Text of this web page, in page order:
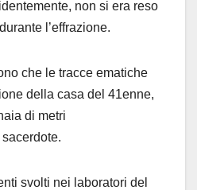
non si era reso
l’effrazione.
che le tracce ematiche
della casa del 41enne,
di metri
svolti nei laboratori del